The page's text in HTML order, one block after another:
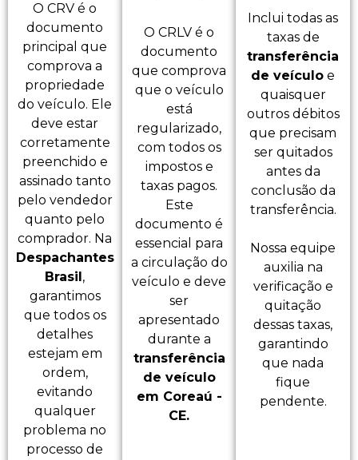
O CRV é o
documento
principal que
comprova a
propriedade
do veículo. Ele
deve estar
corretamente
preenchido e
assinado tanto
pelo vendedor
quanto pelo
comprador. Na
Despachantes
Brasil ,
garantimos
que todos os
detalhes
estejam em
ordem,
evitando
qualquer
problema no
processo de
O CRLV é o
documento
que comprova
que o veículo
está
regularizado,
com todos os
impostos e
taxas pagos.
Este
documento é
essencial para
a circulação do
veículo e deve
ser
apresentado
durante a
transferência
de veículo
em Coreaú -
CE.
Inclui todas as
taxas de
transferência
de veículo e
quaisquer
outros débitos
que precisam
ser quitados
antes da
conclusão da
transferência.
Nossa equipe
auxilia na
verificação e
quitação
dessas taxas,
garantindo
que nada
fique
pendente.